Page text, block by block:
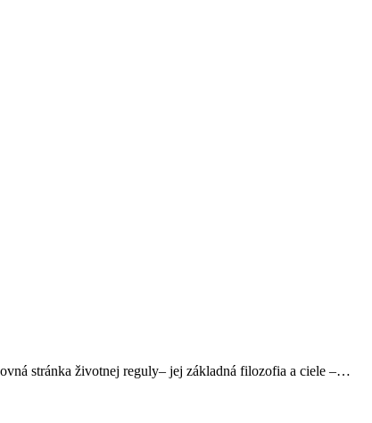
stránka životnej reguly– jej základná filozofia a ciele –…